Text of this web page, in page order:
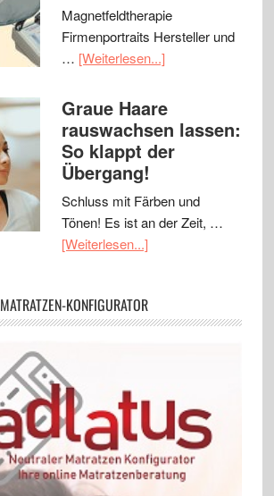
Magnetfeldtherapie
Firmenportraits Hersteller und
… [Weiterlesen...]
Graue Haare
rauswachsen lassen:
So klappt der
Übergang!
Schluss mit Färben und
Tönen! Es ist an der Zeit, …
[Weiterlesen...]
MATRATZEN-KONFIGURATOR